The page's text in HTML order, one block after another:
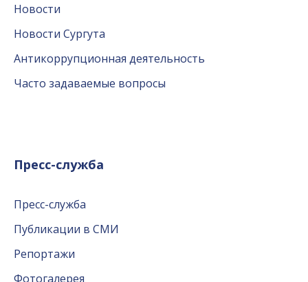
Новости
Новости Сургута
Антикоррупционная деятельность
Часто задаваемые вопросы
Пресс-служба
Пресс-служба
Публикации в СМИ
Репортажи
Фотогалерея